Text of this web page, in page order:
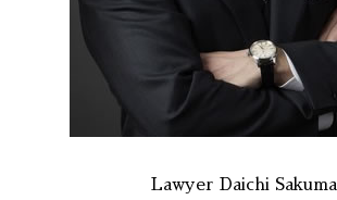
任意整理 港区 相談
誹謗中傷 全国
Lawyer Daichi Sakuma